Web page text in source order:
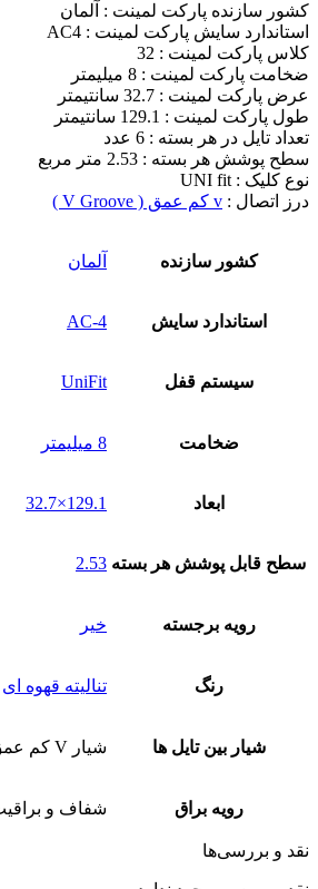
کشور سازنده پارکت لمینت : آلمان
استاندارد سایش پارکت لمینت : AC4
کلاس پارکت لمینت : 32
ضخامت پارکت لمینت : 8 میلیمتر
عرض پارکت لمینت : 32.7 سانتیمتر
طول پارکت لمینت : 129.1 سانتیمتر
تعداد تایل در هر بسته : 6 عدد
سطح پوشش هر بسته : 2.53 متر مربع
نوع کلیک : UNI fit
درز اتصال : v کم عمق ( V Groove )
کشور سازنده آلمان
استاندارد سایش AC-4
سیستم قفل UniFit
ضخامت 8 میلیمتر
ابعاد 129.1×32.7
سطح قابل پوشش هر بسته 2.53
رویه برجسته خیر
رنگ تنالیته قهوه ای
شیار بین تایل ها شیار V کم عمق
رویه براق شفاف و
نقد و بررسی‌ها